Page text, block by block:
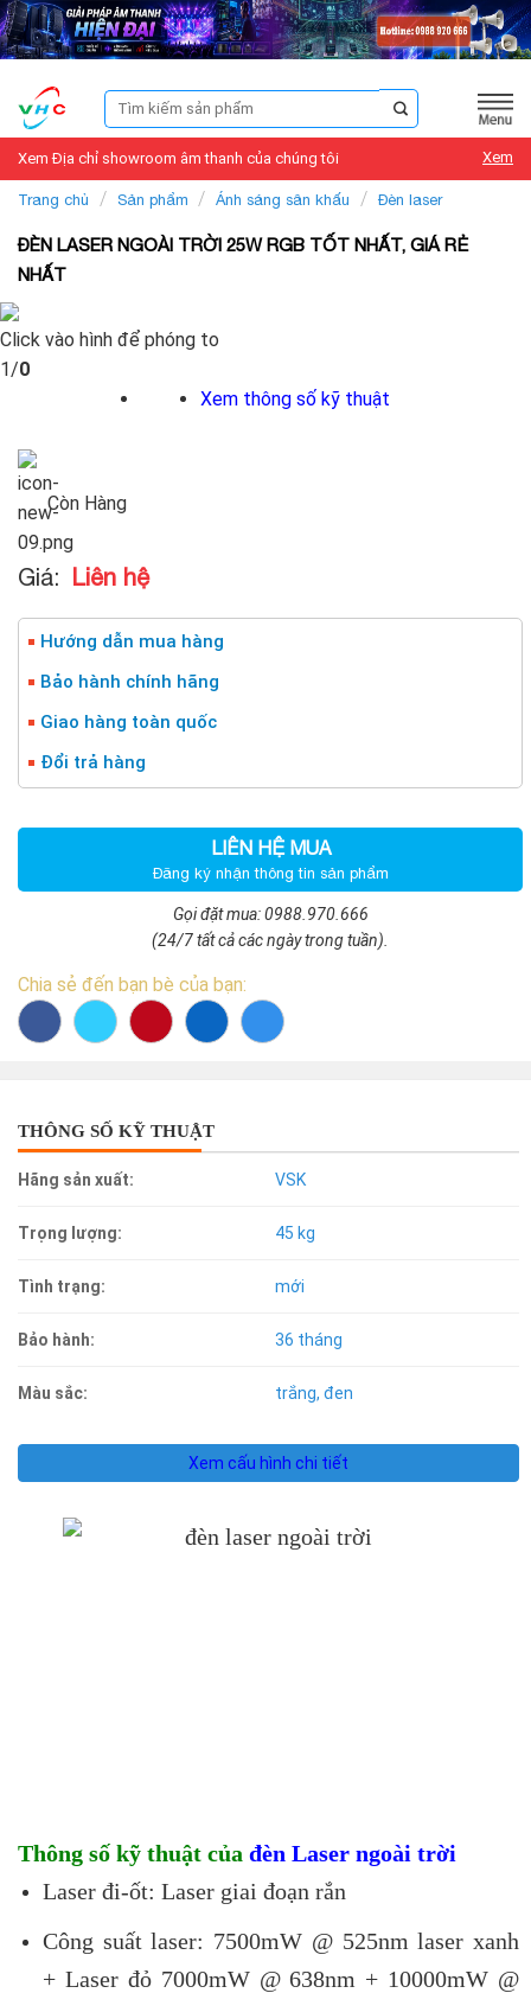
Skip
to
Tìm
kiếm:
Xem Địa chỉ showroom âm thanh của chúng tôi Xem
Trang chủ / Sản phẩm / Ánh sáng sân khấu / Đèn laser
ĐÈN LASER NGOÀI TRỜI 25W RGB TỐT NHẤT, GIÁ RẺ
NHẤT
Click vào hình để phóng to
1/0
Xem thông số kỹ thuật
Còn Hàng
Giá: Liên hệ
Hướng dẫn mua hàng
Bảo hành chính hãng
Giao hàng toàn quốc
Đổi trả hàng
LIÊN HỆ MUA
Đăng ký nhận thông tin sản phẩm
Gọi đặt mua: 0988.970.666
(24/7 tất cả các ngày trong tuần).
Chia sẻ đến bạn bè của bạn:
THÔNG SỐ KỸ THUẬT
Hãng sản xuất: VSK
Trọng lượng: 45 kg
Tình trạng: mới
Bảo hành: 36 tháng
Màu sắc: trắng, đen
Xem cấu hình chi tiết
Thông số kỹ thuật của đèn Laser ngoài trời
Laser đi-ốt: Laser giai đoạn rắn
Công suất laser: 7500mW @ 525nm laser xanh
+ Laser đỏ 7000mW @ 638nm + 10000mW @